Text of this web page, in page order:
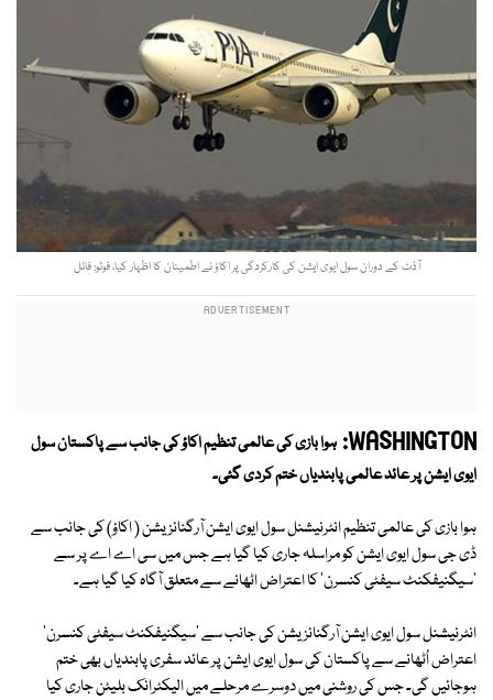
آڈٹ کے دوران سول ایوی ایشن کی کارکردگی پر اکاؤ نے اطمینان کا اظہار کیا، فوٹو: فائل
WASHINGTON: ہوا بازی کی عالمی تنظیم اکاؤ کی جانب سے پاکستان سول
ایوی ایشن پر عائد عالمی پابندیاں ختم کردی گئی۔
ہوا بازی کی عالمی تنظیم انٹرنیشنل سول ایوی ایشن آرگنائزیشن ( اکاؤ) کی جانب سے
ڈی جی سول ایوی ایشن کو مراسلہ جاری کیا گیا ہے جس میں سی اے اے پر سے
'سیگنیفکنٹ سیفٹی کنسرن' کا اعتراض اٹھانے سے متعلق آگاہ کیا گیا ہے۔
انٹرنیشنل سول ایوی ایشن آرگنائزیشن کی جانب سے 'سیگنیفکنٹ سیفٹی کنسرن'
اعتراض اُٹھانے سے پاکستان کی سول ایوی ایشن پر عائد سفری پابندیاں بھی ختم
ہوجائیں گی۔ جس کی روشنی میں دوسرے مرحلے میں الیکٹرانک بلیٹن جاری کیا